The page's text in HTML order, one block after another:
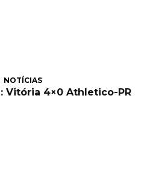
NOTÍCIAS
Vitória 4×0 Athletico-PR